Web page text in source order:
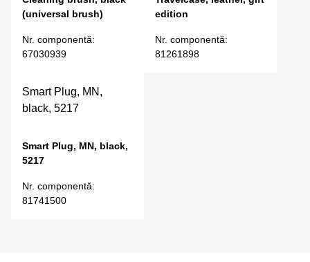
(universal brush)
Nr. componentă:
67030939
edition
Nr. componentă:
81261898
Smart Plug, MN,
black, 5217
Smart Plug, MN, black,
5217
Nr. componentă:
81741500